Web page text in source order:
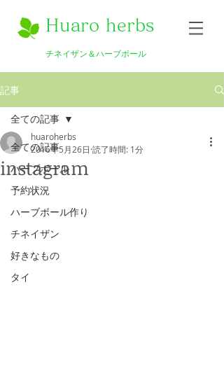
Huaro herbs
チネイザン＆ハーブボール
記事
全ての記事
ハーブボール
予約状況
ハーブボール作り
チネイザン
好きなもの
タイ
全ての記事
instagram
huaroherbs
2016年5月26日 読了時間: 1分